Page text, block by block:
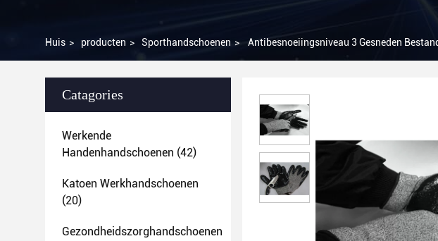
Huis > producten > Sporthandschoenen > Antibesnoeiingsniveau 3 Gesneden
Catagories
Werkende
Handenhandschoenen (42)
Katoen Werkhandschoenen
(20)
Gezondheidszorghandschoenen